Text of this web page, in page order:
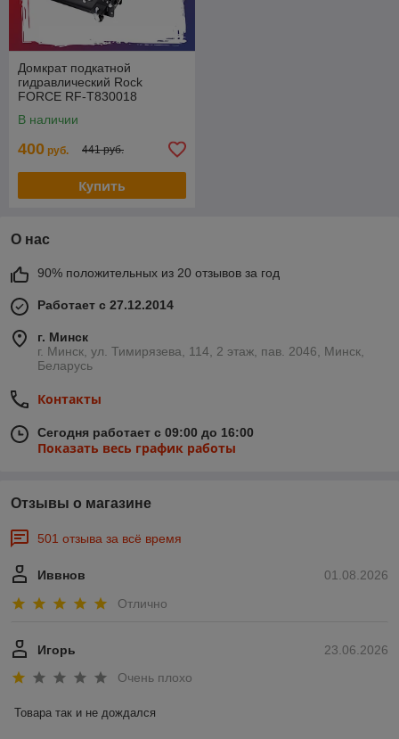
Домкрат подкатной
гидравлический Rock
FORCE RF-T830018
низкопрофильный 3т h min
В наличии
400 руб. 441 руб.
Купить
О нас
90% положительных из 20 отзывов за год
Работает с 27.12.2014
г. Минск
г. Минск, ул. Тимирязева, 114, 2 этаж, пав. 2046, Минск,
Беларусь
Контакты
Сегодня работает с 09:00 до 16:00
Показать весь график работы
Отзывы о магазине
501 отзыва за всё время
01.08.2026
Иввнов
Отлично
23.06.2026
Игорь
Очень плохо
Товара так и не дождался